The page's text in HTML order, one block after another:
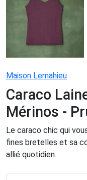
Maison Lemahieu
Caraco
Mérinos -
Le caraco chic qui
fines bretelles et sa
allié quotidien.